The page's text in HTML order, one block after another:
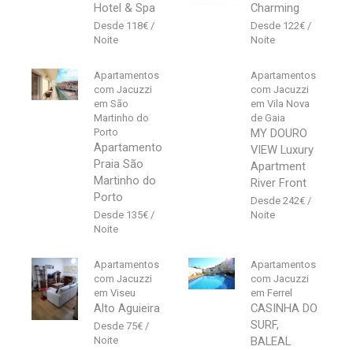
Hotel & Spa
118€
Charming
122€
Apartamentos
com Jacuzzi
em São
Martinho do
Porto
Apartamento
Praia São
Martinho do
Porto
135€
Apartamentos
com Jacuzzi
em Vila Nova
de Gaia
MY DOURO
VIEW Luxury
Apartment
River Front
242€
Apartamentos
com Jacuzzi
em Viseu
Alto Aguieira
75€
Apartamentos
com Jacuzzi
em Ferrel
CASINHA DO
SURF,
BALEAL